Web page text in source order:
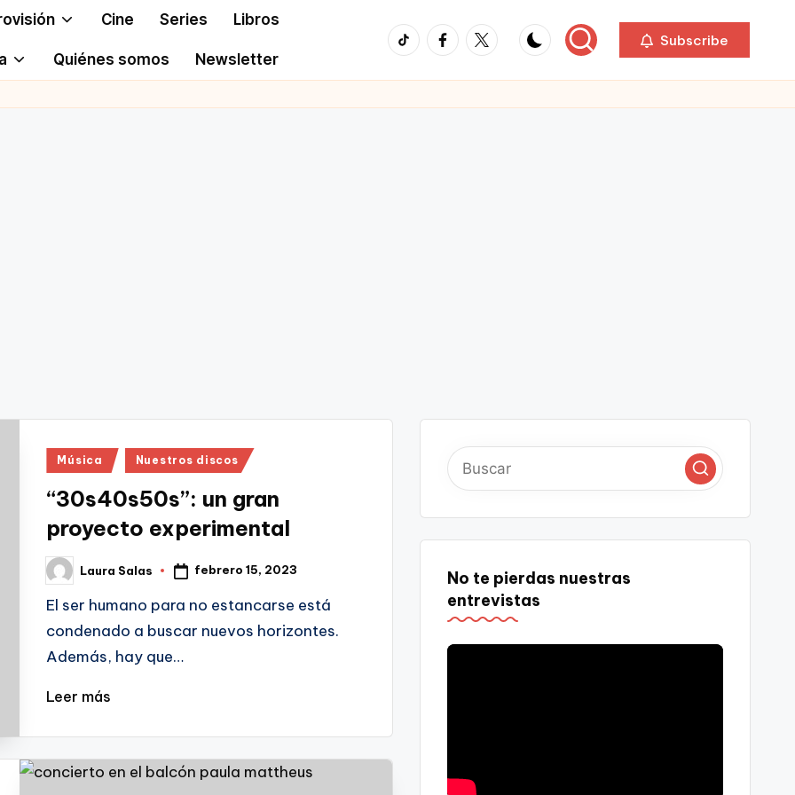
Cine Series Libros
Quiénes somos Newsletter
TikTokFacebook
Twitter Subscribe
Publicado
Música Nuestros discos
“30s40s50s”: un gran
proyecto experimental
Publicado
por
Laura Salas febrero 15, 2023
El ser humano para no estancarse está
condenado a buscar nuevos horizontes.
Además, hay que…
Leer más
No te pierdas nuestras
entrevistas